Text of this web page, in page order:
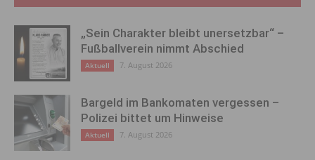
„Sein Charakter bleibt unersetzbar“ –
Fußballverein nimmt Abschied
Aktuell 7. August 2026
Bargeld im Bankomaten vergessen –
Polizei bittet um Hinweise
Aktuell 7. August 2026